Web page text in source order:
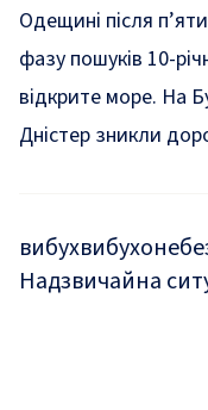
Одещині після
фазу пошуків 10-
відкрите море. На
Дністер зникли
вибух
Надзвичайна